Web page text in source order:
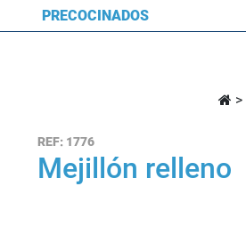
PRECOCINADOS
>
REF: 1776
Mejillón relleno